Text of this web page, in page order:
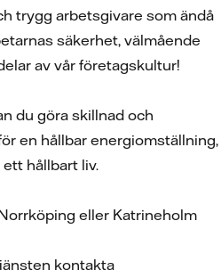
trygg arbetsgivare som ändå
säkerhet, välmående
av vår företagskultur!
du göra skillnad och
en hållbar energiomställning,
hållbart liv.
eller Katrineholm
kontakta